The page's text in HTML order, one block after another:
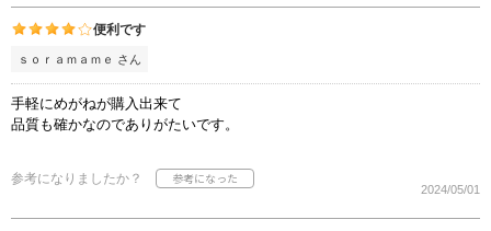
便利です
ｓｏｒａｍａｍｅ さん
手軽にめがねが購入出来て
品質も確かなのでありがたいです。
参考になりましたか？
2024/05/01